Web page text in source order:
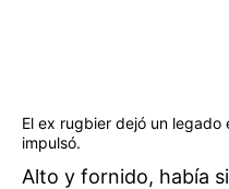
El ex rugbier dejó un legado
impulsó.
Alto y fornido, había